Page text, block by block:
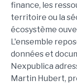
finance, les
territoire ou la
écosystème
L'ensemble
données et
Nexpublica
Martin Hubert,